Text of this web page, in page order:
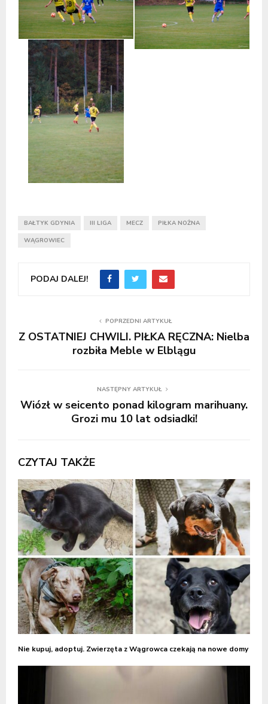
BAŁTYK GDYNIA III LIGA MECZ PIŁKA NOŻNA
WĄGROWIEC
PODAJ DALEJ!
POPRZEDNI ARTYKUŁ
Z OSTATNIEJ CHWILI. PIŁKA RĘCZNA: Nielba
rozbiła Meble w Elblągu
NASTĘPNY ARTYKUŁ
Wiózł w seicento ponad kilogram marihuany.
Grozi mu 10 lat odsiadki!
CZYTAJ TAKŻE
Nie kupuj, adoptuj. Zwierzęta z Wągrowca czekają na nowe domy